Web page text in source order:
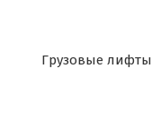
Грузовые лифты